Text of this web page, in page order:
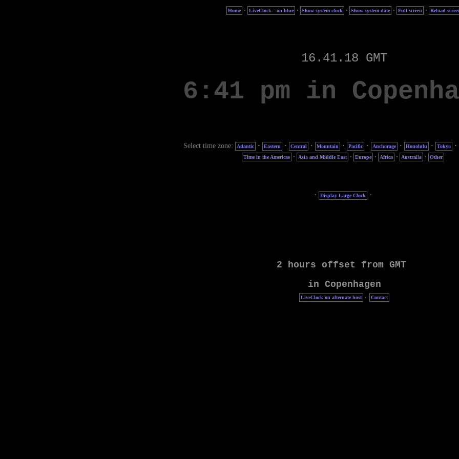
Home · LiveClock—on blue · Show system clock · Show system date · Full screen · Reload
Select time zone: Atlantic · Eastern · Central · Mountain · Pacific · Anchorage · Honolulu · Tokyo ·
Time in the Americas
· Asia and Middle East · Europe · Africa · Australia · Other
· Display Large Clock ·
LiveClock on alternate host · Contact